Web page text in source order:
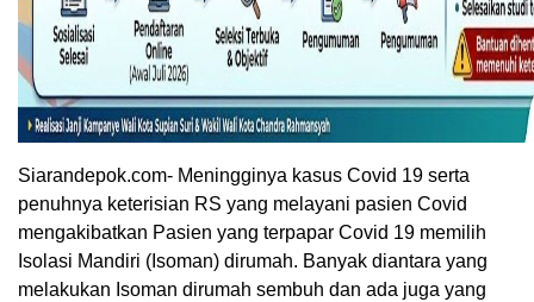
Siarandepok.com- Meningginya kasus Covid 19 serta
penuhnya keterisian RS yang melayani pasien Covid
mengakibatkan Pasien yang terpapar Covid 19 memilih
Isolasi Mandiri (Isoman) dirumah. Banyak diantara yang
melakukan Isoman dirumah sembuh dan ada juga yang